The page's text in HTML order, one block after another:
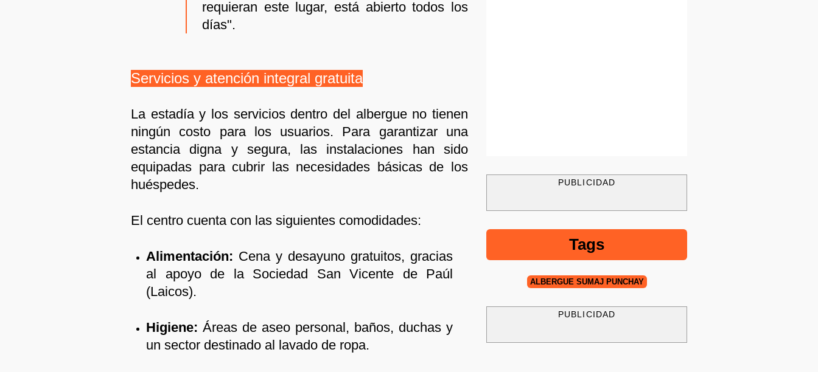
requieran este lugar, está abierto todos los
días".
Servicios y atención integral gratuita
La estadía y los servicios dentro del albergue no tienen
ningún costo para los usuarios. Para garantizar una
estancia digna y segura, las instalaciones han sido
equipadas para cubrir las necesidades básicas de los
huéspedes.
El centro cuenta con las siguientes comodidades:
Alimentación: Cena y desayuno gratuitos, gracias
al apoyo de la Sociedad San Vicente de Paúl
(Laicos).
Higiene: Áreas de aseo personal, baños, duchas y
un sector destinado al lavado de ropa.
PUBLICIDAD
Tags
ALBERGUE SUMAJ PUNCHAY
PUBLICIDAD